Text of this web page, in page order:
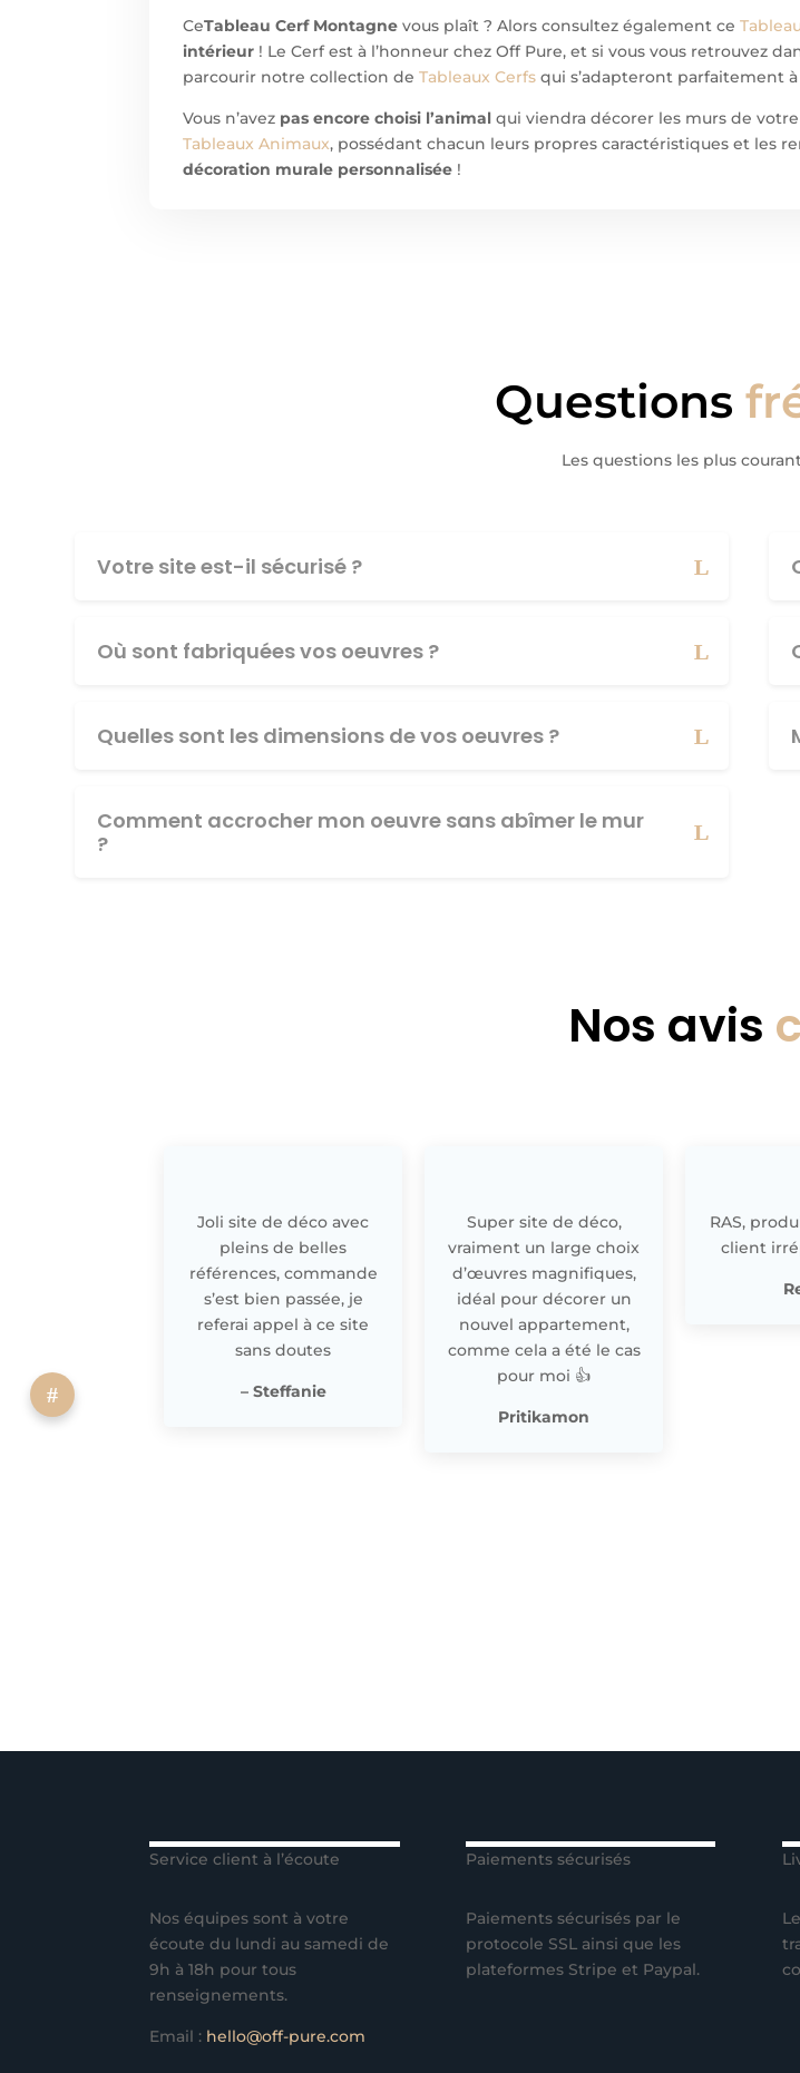
CeTableau Cerf Montagne vous plaît ? Alors consultez également ce
intérieur ! Le Cerf est à l’honneur chez Off Pure, et si vous vous retrouvez
parcourir notre collection deTableaux Cerfs qui s’adapteront parfaitement
Vous n’avez pas encore choisi l’animal qui viendra décorer les murs de
Tableaux Animaux, possédant chacun leurs propres caractéristiques et les
décoration murale personnalisée !
Questions
Les questions les plus
Votre site est-il sécurisé ?
Où sont fabriquées vos oeuvres ?
Quelles sont les dimensions de vos oeuvres ?
Comment accrocher mon oeuvre sans abîmer le mur
?
Nos avis
Joli site de déco avec
pleins de belles
références, commande
s’est bien passée, je
referai appel à ce site
sans doutes
– Steffanie
Super site de déco,
vraiment un large choix
d’œuvres magnifiques,
idéal pour décorer un
nouvel appartement,
comme cela a été le cas
pour moi 👍
Pritikamon
RAS,
client
Service client à l’écoute
Nos équipes sont à votre
écoute du lundi au samedi de
9h à 18h pour tous
renseignements.
Email : hello@off-pure.com
Paiements sécurisés
Paiements sécurisés par le
protocole SSL ainsi que les
plateformes Stripe et Paypal.